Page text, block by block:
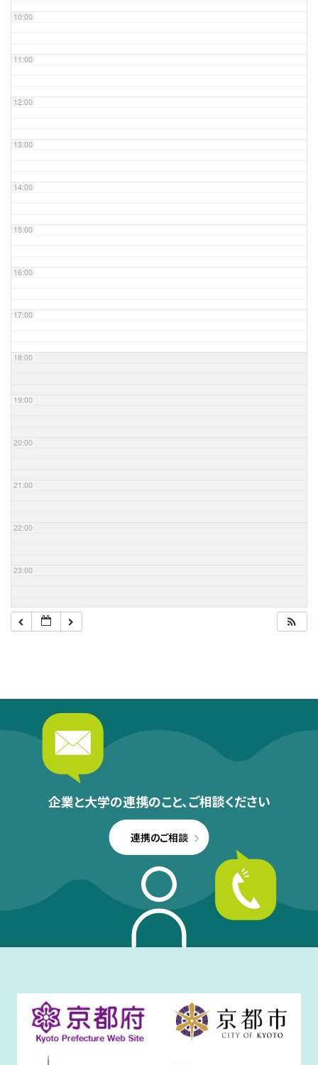
10:00
11:00
12:00
13:00
14:00
15:00
16:00
17:00
18:00
19:00
20:00
21:00
22:00
23:00
企業と大学の連携のこと、ご相談ください
連携のご相談